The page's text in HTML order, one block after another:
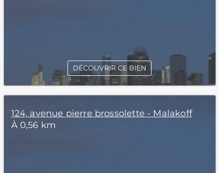
DÉCOUVRIR CE BIEN
124, avenue pierre brossolette - Malakoff
À 0,56 km